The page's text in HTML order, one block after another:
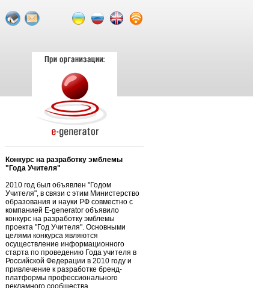
Конкурс на разработку эмблемы
"Года Учителя"
2010 год был объявлен "Годом
Учителя", в связи с этим Министерство
образования и науки РФ совместно с
компанией E-generator объявило
конкурс на разработку эмблемы
проекта "Год Учителя". Основными
целями конкурса являются
осуществление информационного
старта по проведению Года учителя в
Российской Федерации в 2010 году и
привлечение к разработке бренд-
платформы профессионального
рекламного сообщества.